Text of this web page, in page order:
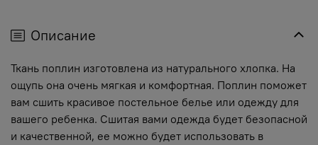
Описание
Ткань поплин изготовлена из натурального хлопка. На
ощупь она очень мягкая и комфортная. Поплин поможет
вам сшить красивое постельное белье или одежду для
вашего ребенка. Сшитая вами одежда будет безопасной
и качественной, ее можно будет использовать в